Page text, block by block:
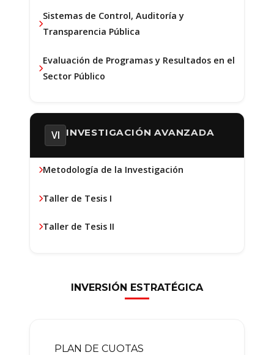
Sistemas de Control, Auditoría y
Transparencia Pública
Evaluación de Programas y Resultados en el
Sector Público
VI INVESTIGACIÓN AVANZADA
Metodología de la Investigación
Taller de Tesis I
Taller de Tesis II
INVERSIÓN ESTRATÉGICA
PLAN DE CUOTAS